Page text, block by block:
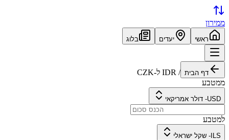
ממירון
ראשי יעדים בלוג
דף הבית /
IDR ל-CZK
ממטבע
USD
- דולר אמריקאי
למטבע
ILS
- שקל ישראלי